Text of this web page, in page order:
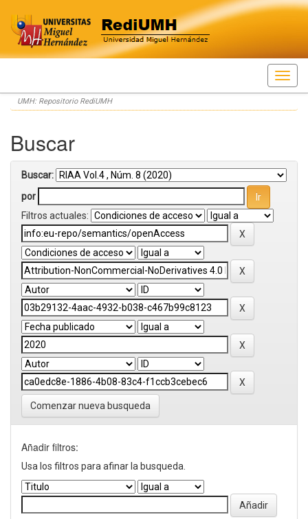
Skip
navigation
UMH: Repositorio RediUMH
Buscar
Buscar:
por
Filtros actuales:
Comenzar nueva busqueda
Añadir filtros:
Usa los filtros para afinar la busqueda.